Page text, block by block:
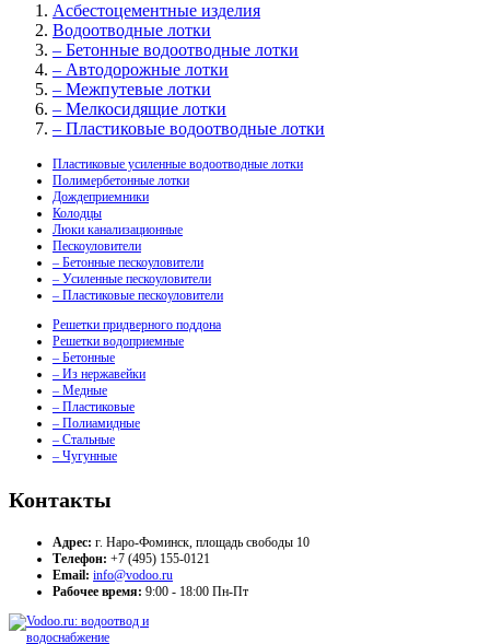
Асбестоцементные изделия
Водоотводные лотки
– Бетонные водоотводные лотки
– Автодорожные лотки
– Межпутевые лотки
– Мелкосидящие лотки
– Пластиковые водоотводные лотки
Пластиковые усиленные водоотводные лотки
Полимербетонные лотки
Дождеприемники
Колодцы
Люки канализационные
Пескоуловители
– Бетонные пескоуловители
– Усиленные пескоуловители
– Пластиковые пескоуловители
Решетки придверного поддона
Решетки водоприемные
– Бетонные
– Из нержавейки
– Медные
– Пластиковые
– Полиамидные
– Стальные
– Чугунные
Контакты
Адрес: г. Наро-Фоминск, площадь свободы 10
Телефон: +7 (495) 155-0121
Email: info@vodoo.ru
Рабочее время: 9:00 - 18:00 Пн-Пт